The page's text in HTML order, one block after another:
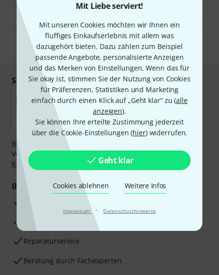
Mit Liebe serviert!
Mit unseren Cookies möchten wir Ihnen ein
fluffiges Einkaufserlebnis mit allem was
dazugehört bieten. Dazu zählen zum Beispiel
passende Angebote, personalisierte Anzeigen
und das Merken von Einstellungen. Wenn das für
Sie okay ist, stimmen Sie der Nutzung von Cookies
für Präferenzen, Statistiken und Marketing
einfach durch einen Klick auf „Geht klar“ zu (alle
anzeigen).
Sie können Ihre erteilte Zustimmung jederzeit
über die Cookie-Einstellungen (hier) widerrufen.
Geht klar
Cookies ablehnen Weitere Infos
Impressum · Datenschutzhinweise
Mit Klick auf „Jetzt anmelden“ stimmen Sie dem Erhalt von E-Mail-
Werbung und einer Messung des E-Mail-Nutzungsverhaltens zu. Die
Abmeldung ist jederzeit möglich. Weitere Informationen finden Sie in
unseren
Datenschutzhinweisen
* Pflichtfeld
Sicher einkaufen & bezahlen
Bezahlen Sie vertraulich und sicher per Nachnahme,
Vorkasse, PayPal, Amazon Pay,Klarna Sofort bezahlen,
Klarna Ratenzahlung
oder Kreditkarte.
Ihre Vorteile
3 Jahre Thomann Garantie
30 Tage Money-Back-Garantie
Reparaturservice
Beratung durch Fachexperten